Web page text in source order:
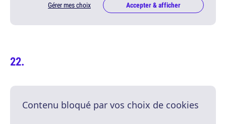
Gérer mes choix Accepter & afficher
Contenu bloqué par vos choix de cookies